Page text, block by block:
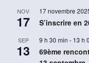
NOV
17
17 novembre
S’inscrire en
SEP
13
9 h 30 min - 13 h
69ème